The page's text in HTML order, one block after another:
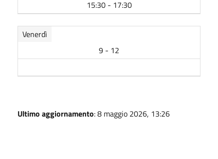
15:30 - 17:30
Venerdì
9 - 12
Ultimo aggiornamento: 8 maggio 2026, 13:26